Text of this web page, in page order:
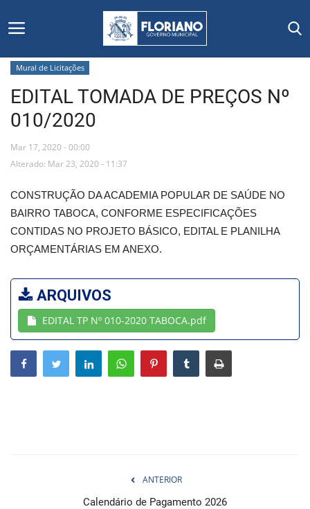
Início
Editais
Floriano
Secretarias e Órgãos
Mural de Licitações
Vídeos
Webmail
Contato
Mural de Licitações
EDITAL TOMADA DE PREÇOS Nº
010/2020
Mar 17, 2020 - 00:00
Alterado: Mar 23, 2020 - 11:37
CONSTRUÇÃO DA ACADEMIA POPULAR DE SAÚDE NO
BAIRRO TABOCA, CONFORME ESPECIFICAÇÕES
CONTIDAS NO PROJETO BÁSICO, EDITAL E PLANILHA
ORÇAMENTÁRIAS EM ANEXO.
ARQUIVOS
EDITAL TP Nº 010-2020 TABOCA.pdf
ANTERIOR
Calendário de Pagamento 2026